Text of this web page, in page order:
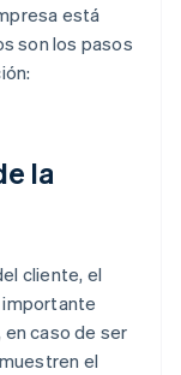
está
son los pasos
la
cliente, el
importante
caso de ser
el